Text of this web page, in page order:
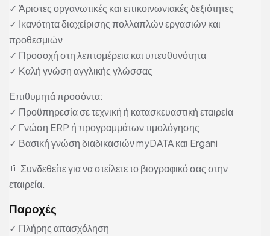
✓ Άριστες οργανωτικές και επικοινωνιακές δεξιότητες
✓ Ικανότητα διαχείρισης πολλαπλών εργασιών και
προθεσμιών
✓ Προσοχή στη λεπτομέρεια και υπευθυνότητα
✓ Καλή γνώση αγγλικής γλώσσας
Επιθυμητά προσόντα:
✓ Προϋπηρεσία σε τεχνική ή κατασκευαστική εταιρεία
✓ Γνώση ERP ή προγραμμάτων τιμολόγησης
✓ Βασική γνώση διαδικασιών myDATA και Ergani
📎 Συνδεθείτε για να στείλετε το βιογραφικό σας στην
εταιρεία.
Παροχές
✓ Πλήρης απασχόληση